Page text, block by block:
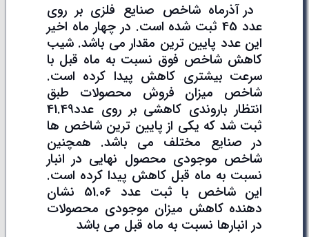
در آذرماه شاخص صنایع فلزی بر روی
عدد 45 ثبت شده است. در چهار ماه اخیر
این عدد پایین ترین مقدار می باشد. شیب
کاهش شاخص فوق نسبت به ماه قبل با
سرعت بیشتری کاهش پیدا کرده است.
شاخص میزان فروش محصولات طبق
انتظار باروندی کاهشی بر روی عدد41.49
ثبت شد که یکی از پایین ترین شاخص ها
در صنایع مختلف می باشد. همچنین
شاخص موجودی محصول نهایی در انبار
نسبت به ماه قبل کاهش پیدا کرده است.
این شاخص با ثبت عدد 51.06 نشان
دهنده کاهش میزان موجودی محصولات
در انبارها نسبت به ماه قبل می باشد